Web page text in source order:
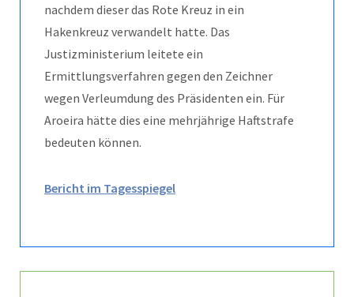
nachdem dieser das Rote Kreuz in ein
Hakenkreuz verwandelt hatte. Das
Justizministerium leitete ein
Ermittlungsverfahren gegen den Zeichner
wegen Verleumdung des Präsidenten ein. Für
Aroeira hätte dies eine mehrjährige Haftstrafe
bedeuten können.
Bericht im Tagesspiegel